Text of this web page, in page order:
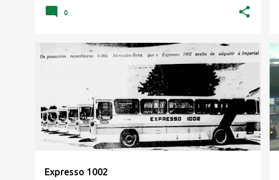
0
Expresso 1002